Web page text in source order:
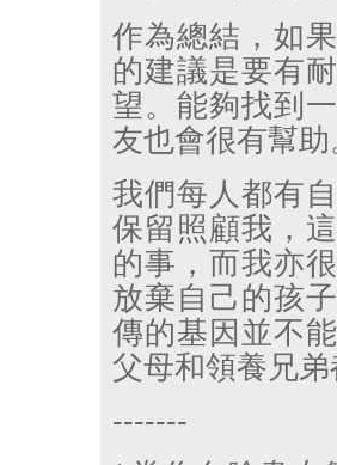
作為總結，如
的建議是要有
望。能夠找到
友也會很有幫助
我們每人都有
保留照顧我，
的事，而我亦
放棄自己的孩
傳的基因並不
父母和領養兄
-------